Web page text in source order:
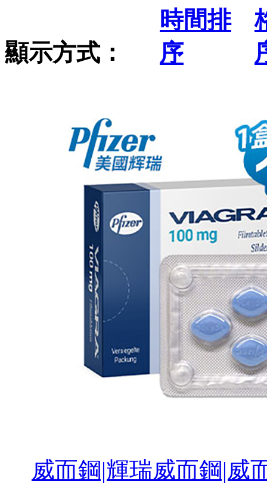
顯示方式：
威而鋼|輝瑞威而鋼|威